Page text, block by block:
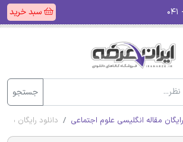
سبد خرید
جستجو
مقاله انگلیسی علوم اجتماعی دانلود رایگان